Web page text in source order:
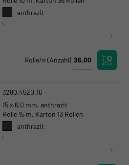
anthrazit
Rolle/n (Anzahl)
3280.4520.16
15 x 6,0 mm, anthrazit
Rolle 15 m, Karton 13 Rollen
anthrazit